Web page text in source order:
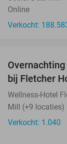
Online
Verkocht:
bij Fletcher
Wellness-Hotel
Mill (+9 locaties)
Verkocht: 1.040